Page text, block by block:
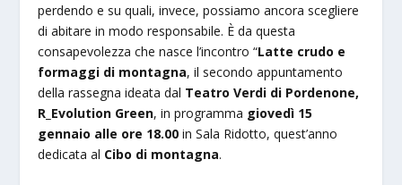
perdendo e su quali, invece, possiamo ancora scegliere
di abitare in modo responsabile. È da questa
consapevolezza che nasce l’incontro “Latte crudo e
formaggi di montagna, il secondo appuntamento
della rassegna ideata dal Teatro Verdi di Pordenone,
R_Evolution Green, in programma giovedì 15
gennaio alle ore 18.00 in Sala Ridotto, quest’anno
dedicata al Cibo di montagna.